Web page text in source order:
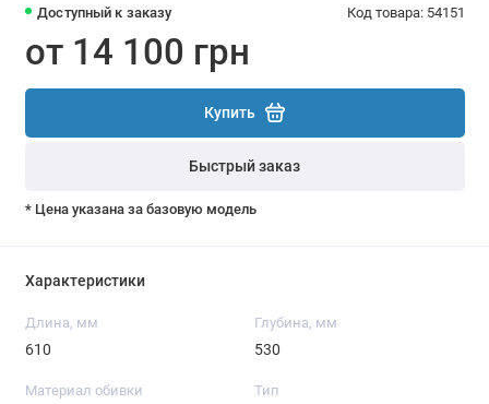
Доступный к заказу Код товара: 54151
от 14 100 грн
Купить
Быстрый заказ
* Цена указана за базовую модель
Характеристики
Длина, мм
610
Глубина, мм
530
Материал обивки Тип